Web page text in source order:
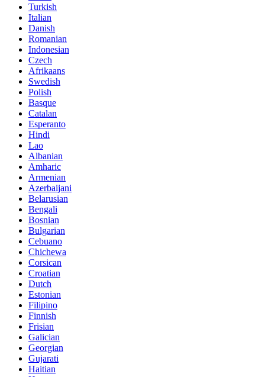
Turkish
Italian
Danish
Romanian
Indonesian
Czech
Afrikaans
Swedish
Polish
Basque
Catalan
Esperanto
Hindi
Lao
Albanian
Amharic
Armenian
Azerbaijani
Belarusian
Bengali
Bosnian
Bulgarian
Cebuano
Chichewa
Corsican
Croatian
Dutch
Estonian
Filipino
Finnish
Frisian
Galician
Georgian
Gujarati
Haitian